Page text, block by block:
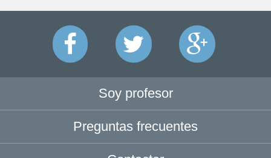
Soy profesor
Preguntas frecuentes